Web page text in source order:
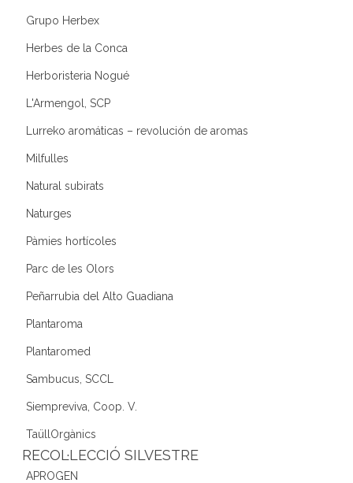
Grupo Herbex
Herbes de la Conca
Herboristeria Nogué
L'Armengol, SCP
Lurreko aromáticas – revolución de aromas
Milfulles
Natural subirats
Naturges
Pàmies hortícoles
Parc de les Olors
Peñarrubia del Alto Guadiana
Plantaroma
Plantaromed
Sambucus, SCCL
Siempreviva, Coop. V.
TaüllOrgànics
RECOL·LECCIÓ SILVESTRE
APROGEN